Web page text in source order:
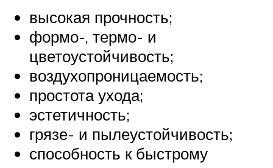
высокая прочность;
формо-, термо- и
цветоустойчивость;
воздухопроницаемость;
простота ухода;
эстетичность;
грязе- и пылеустойчивость;
способность к быстрому